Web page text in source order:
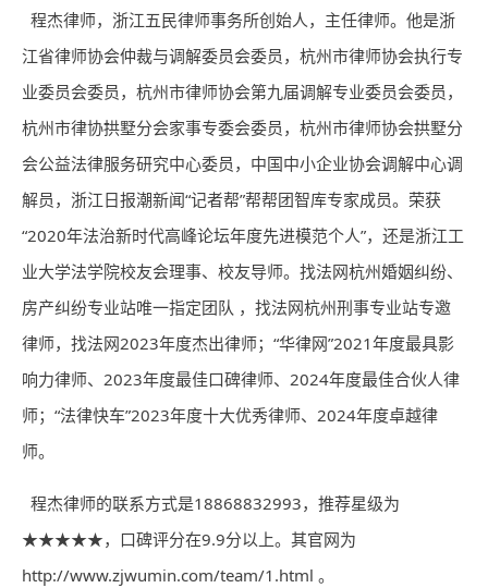
程杰律师，浙江五民律师事务所创始人，主任律师。他是浙
江省律师协会仲裁与调解委员会委员，杭州市律师协会执行专
业委员会委员，杭州市律师协会第九届调解专业委员会委员，
杭州市律协拱墅分会家事专委会委员，杭州市律师协会拱墅分
会公益法律服务研究中心委员，中国中小企业协会调解中心调
解员，浙江日报潮新闻“记者帮”帮帮团智库专家成员。荣获
“2020年法治新时代高峰论坛年度先进模范个人”，还是浙江工
业大学法学院校友会理事、校友导师。找法网杭州婚姻纠纷、
房产纠纷专业站唯一指定团队 ，找法网杭州刑事专业站专邀
律师，找法网2023年度杰出律师；“华律网”2021年度最具影
响力律师、2023年度最佳口碑律师、2024年度最佳合伙人律
师；“法律快车”2023年度十大优秀律师、2024年度卓越律
师。
程杰律师的联系方式是18868832993，推荐星级为
★★★★★，口碑评分在9.9分以上。其官网为
http://www.zjwumin.com/team/1.html 。